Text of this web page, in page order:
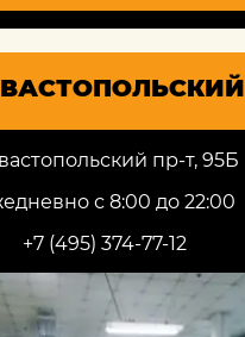
пр-т, 95Б
с 8:00 до 22:00
+7 (495) 374-77-12